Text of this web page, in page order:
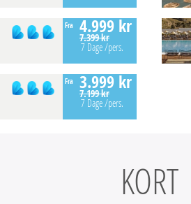
Fra 4.999 kr
7.399 kr
7 Dage/pers.
Fra 3.999 kr
7.199 kr
7 Dage/pers.
KORT